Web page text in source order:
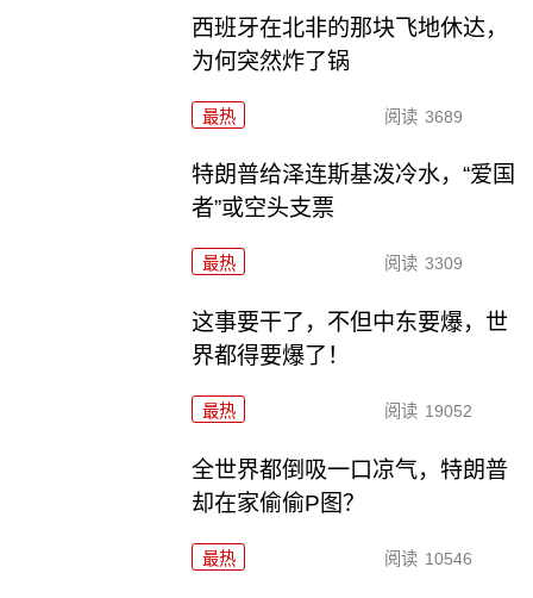
西班牙在北非的那块飞地休达，
为何突然炸了锅
最热 阅读 3689
特朗普给泽连斯基泼冷水，“爱国
者”或空头支票
最热 阅读 3309
这事要干了，不但中东要爆，世
界都得要爆了！
最热 阅读 19052
全世界都倒吸一口凉气，特朗普
却在家偷偷P图？
最热 阅读 10546